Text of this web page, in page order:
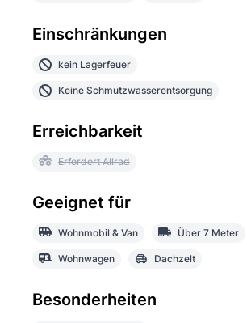
Einschränkungen
kein Lagerfeuer
Keine Schmutzwasserentsorgung
Erreichbarkeit
Erfordert Allrad
Geeignet für
Wohnmobil & Van Über 7 Meter
Wohnwagen Dachzelt
Besonderheiten